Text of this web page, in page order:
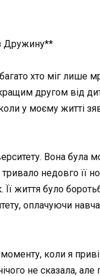
Дружину**
хто міг
другом від
у моєму житті
Вона
тривало недовго
життя було
оплачуючи
коли я
не сказала, але